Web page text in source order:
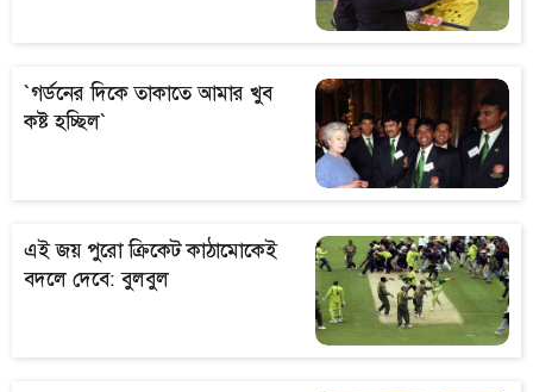
`গর্ডনের দিকে তাকাতে আমার খুব
কষ্ট হচ্ছিল`
এই জয় পুরো ক্রিকেট কাঠামোকেই
বদলে দেবে: বুলবুল